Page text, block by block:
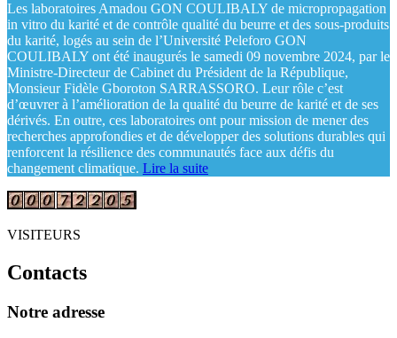
Les laboratoires Amadou GON COULIBALY de micropropagation
in vitro du karité et de contrôle qualité du beurre et des sous-produits
du karité, logés au sein de l’Université Peleforo GON
COULIBALY ont été inaugurés le samedi 09 novembre 2024, par le
Ministre-Directeur de Cabinet du Président de la République,
Monsieur Fidèle Gboroton SARRASSORO. Leur rôle c’est
d’œuvrer à l’amélioration de la qualité du beurre de karité et de ses
dérivés. En outre, ces laboratoires ont pour mission de mener des
recherches approfondies et de développer des solutions durables qui
renforcent la résilience des communautés face aux défis du
changement climatique. Lire la suite
VISITEURS
Contacts
Notre adresse